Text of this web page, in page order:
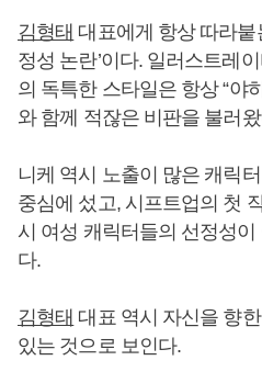
김형태 대표에게 항상 따라붙
정성 논란’이다. 일러스트레
의 독특한 스타일은 항상 “야
와 함께 적잖은 비판을 불러
니케 역시 노출이 많은 캐릭
중심에 섰고, 시프트업의 첫
시 여성 캐릭터들의 선정성
다.
김형태 대표 역시 자신을 향
있는 것으로 보인다.